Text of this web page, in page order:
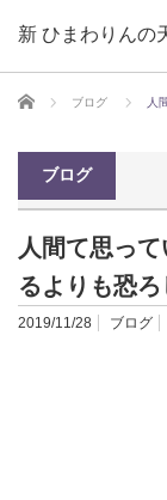
新 ひまわりんの
ホーム ブログ 人
ブログ
人間て思っ
るよりも恐
2019/11/28 ブログ